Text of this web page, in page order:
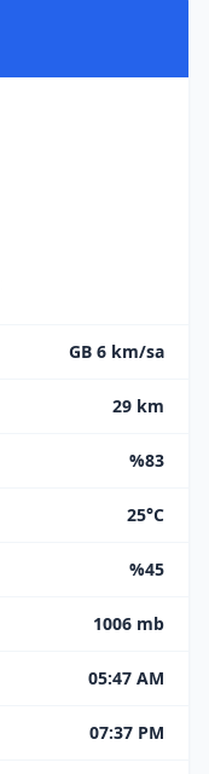
GB 6 km/sa
29 km
%83
25°C
%45
1006 mb
05:47 AM
07:37 PM